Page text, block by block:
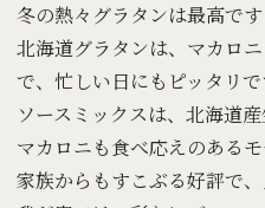
冬の熱々グラタンは最高で
北海道グラタンは、マカロ
で、忙しい日にもピッタリ
ソースミックスは、北海道
マカロニも食べ応えのある
家族からもすこぶる好評で